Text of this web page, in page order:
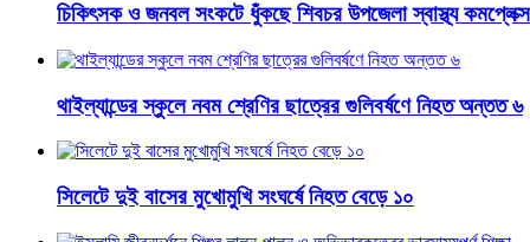
চিকিৎসক ও জনবল সংকটে ধুঁকছে শিবচর উপজেলা স্বাস্থ্য কমপ্লেক্স
থাইল্যান্ডের স্কুলে নবম শ্রেণির ছাত্রের গুলিবর্ষণে নিহত অন্তত ৬
সিলেটে দুই বাসের মুখোমুখি সংঘর্ষে নিহত বেড়ে ১০